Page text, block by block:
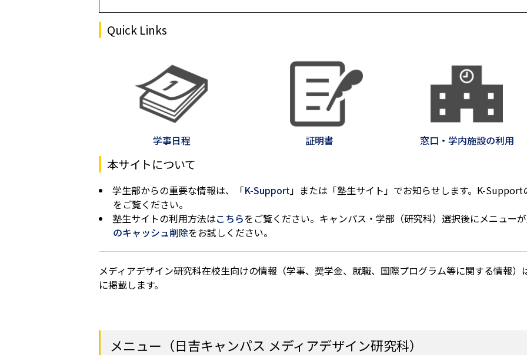
Quick Links
学事日程 証明書 窓口・学内施設の利用
本サイトについて
学生部からの重要な情報は、「K-Support 」または「塾生サイト」でお知らせします。K-Support
をご覧ください。
塾生サイトの利用方法はこちらをご覧ください。キャンパス・学部（研究科）選択後にメニュー
のキャッシュ削除をお試しください。
メディアデザイン研究科在校生向けの情報（学事、奨学金、就職、国際プログラム等に関する情報）
に掲載します。
メニュー（日吉キャンパス メディアデザイン研究科）